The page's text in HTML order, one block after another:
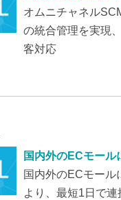
オムニチャネル
の統合管理を実現
客対応
国内外のECモール
国内外のECモール
より、最短1日で